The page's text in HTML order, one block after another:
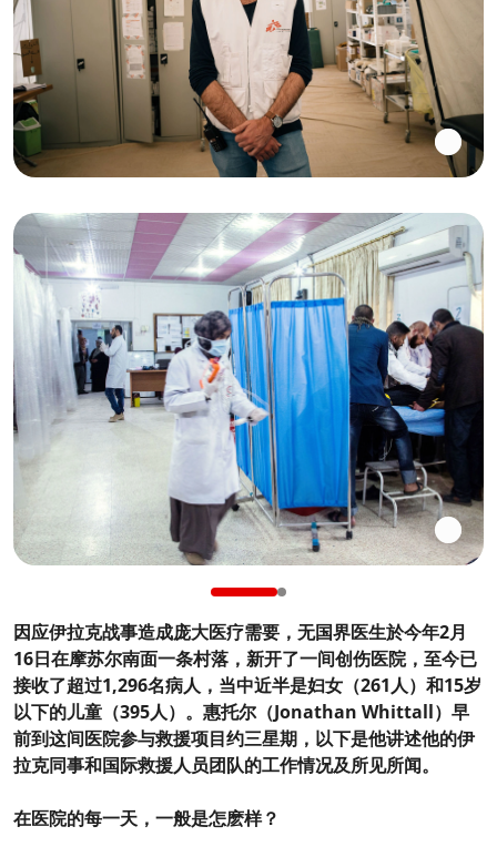
因应伊拉克战事造成庞大医疗需要，无国界医生於今年2月
16日在摩苏尔南面一条村落，新开了一间创伤医院，至今已
接收了超过1,296名病人，当中近半是妇女（261人）和15岁
以下的儿童（395人）。惠托尔（Jonathan Whittall）早
前到这间医院参与救援项目约三星期，以下是他讲述他的伊
拉克同事和国际救援人员团队的工作情况及所见所闻。
在医院的每一天，一般是怎麽样？